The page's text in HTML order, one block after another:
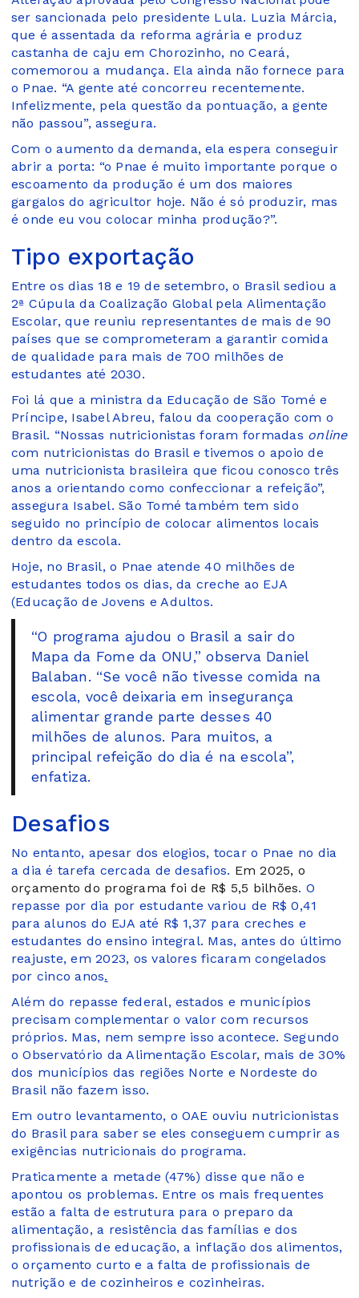
ser sancionada pelo presidente Lula. Luzia Márcia,
que é assentada da reforma agrária e produz
castanha de caju em Chorozinho, no Ceará,
comemorou a mudança. Ela ainda não fornece para
o Pnae. “A gente até concorreu recentemente.
Infelizmente, pela questão da pontuação, a gente
não passou”, assegura.
Com o aumento da demanda, ela espera conseguir
abrir a porta: “o Pnae é muito importante porque o
escoamento da produção é um dos maiores
gargalos do agricultor hoje. Não é só produzir, mas
é onde eu vou colocar minha produção?”.
Tipo exportação
Entre os dias 18 e 19 de setembro, o Brasil sediou a
2ª Cúpula da Coalização Global pela Alimentação
Escolar, que reuniu representantes de mais de 90
países que se comprometeram a garantir comida
de qualidade para mais de 700 milhões de
estudantes até 2030.
Foi lá que a ministra da Educação de São Tomé e
Príncipe, Isabel Abreu, falou da cooperação com o
Brasil. “Nossas nutricionistas foram formadas online
com nutricionistas do Brasil e tivemos o apoio de
uma nutricionista brasileira que ficou conosco três
anos a orientando como confeccionar a refeição”,
assegura Isabel. São Tomé também tem sido
seguido no princípio de colocar alimentos locais
dentro da escola.
Hoje, no Brasil, o Pnae atende 40 milhões de
estudantes todos os dias, da creche ao EJA
(Educação de Jovens e Adultos.
“O programa ajudou o Brasil a sair do
Mapa da Fome da ONU,” observa Daniel
Balaban. “Se você não tivesse comida na
escola, você deixaria em insegurança
alimentar grande parte desses 40
milhões de alunos. Para muitos, a
principal refeição do dia é na escola”,
enfatiza.
Desafios
No entanto, apesar dos elogios, tocar o Pnae no dia
a dia é tarefa cercada de desafios. Em 2025, o
orçamento do programa foi de R$ 5,5 bilhões. O
repasse por dia por estudante variou de R$ 0,41
para alunos do EJA até R$ 1,37 para creches e
estudantes do ensino integral. Mas, antes do último
reajuste, em 2023, os valores ficaram congelados
por cinco anos.
Além do repasse federal, estados e municípios
precisam complementar o valor com recursos
próprios. Mas, nem sempre isso acontece. Segundo
o Observatório da Alimentação Escolar, mais de 30%
dos municípios das regiões Norte e Nordeste do
Brasil não fazem isso.
Em outro levantamento, o OAE ouviu nutricionistas
do Brasil para saber se eles conseguem cumprir as
exigências nutricionais do programa.
Praticamente a metade (47%) disse que não e
apontou os problemas. Entre os mais frequentes
estão a falta de estrutura para o preparo da
alimentação, a resistência das famílias e dos
profissionais de educação, a inflação dos alimentos,
o orçamento curto e a falta de profissionais de
nutrição e de cozinheiros e cozinheiras.